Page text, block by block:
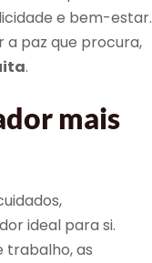
e bem-estar.
a paz que procura,
.
mais
ideal para si.
trabalho, as